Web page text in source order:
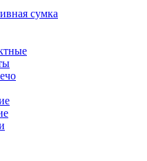
сумка